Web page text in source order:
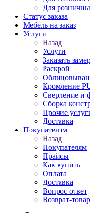
Для
Статус заказа
Мебель на заказ
Услуги
Назад
Услуги
Заказать замер
Раскрой
Кромление
Сверление и
Сборка
Прочие
Доставка
Покупателям
Назад
Покупателям
Прайсы
Как купить
Оплата
Доставка
Вопрос ответ
Возврат-